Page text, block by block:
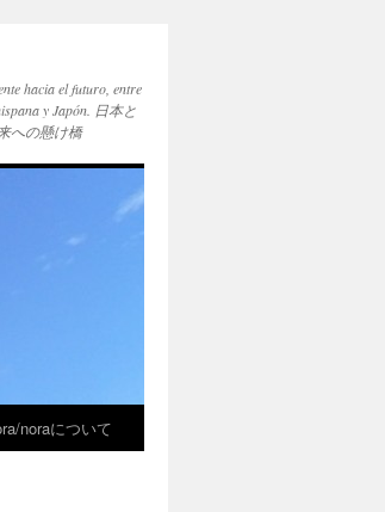
hacia el futuro, entre
y Japón. 日本と
への懸け橋
noraについて